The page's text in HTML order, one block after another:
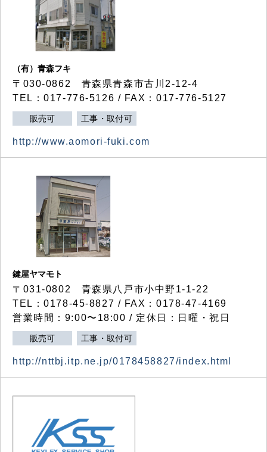
（有）青森フキ
〒030-0862 青森県青森市古川2-12-4
TEL：017-776-5126 / FAX：017-776-5127
販売可 工事・取付可
http://www.aomori-fuki.com
鍵屋ヤマモト
〒031-0802 青森県八戸市小中野1-1-22
TEL：0178-45-8827 / FAX：0178-47-4169
営業時間：9:00〜18:00 / 定休日：日曜・祝日
販売可 工事・取付可
http://nttbj.itp.ne.jp/0178458827/index.html